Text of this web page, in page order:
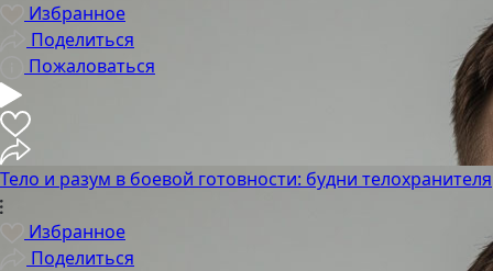
Избранное
Поделиться
Пожаловаться
Тело и разум в боевой готовности: будни телохранителя
Избранное
Поделиться